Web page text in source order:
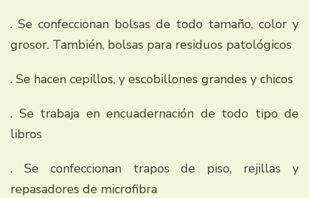
. Se confeccionan bolsas de todo tamaño, color y
grosor. También, bolsas para residuos patológicos
. Se hacen cepillos, y escobillones grandes y chicos
. Se trabaja en encuadernación de todo tipo de
libros
. Se confeccionan trapos de piso, rejillas y
repasadores de microfibra